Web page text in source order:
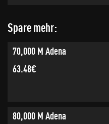
Spare mehr:
70,000 M Adena
63.48€
80,000 M Adena